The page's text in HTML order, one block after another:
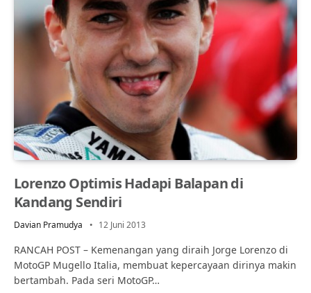
Lorenzo Optimis Hadapi Balapan di
Kandang Sendiri
Davian Pramudya 12 Juni 2013
RANCAH POST – Kemenangan yang diraih Jorge Lorenzo di
MotoGP Mugello Italia, membuat kepercayaan dirinya makin
bertambah. Pada seri MotoGP…